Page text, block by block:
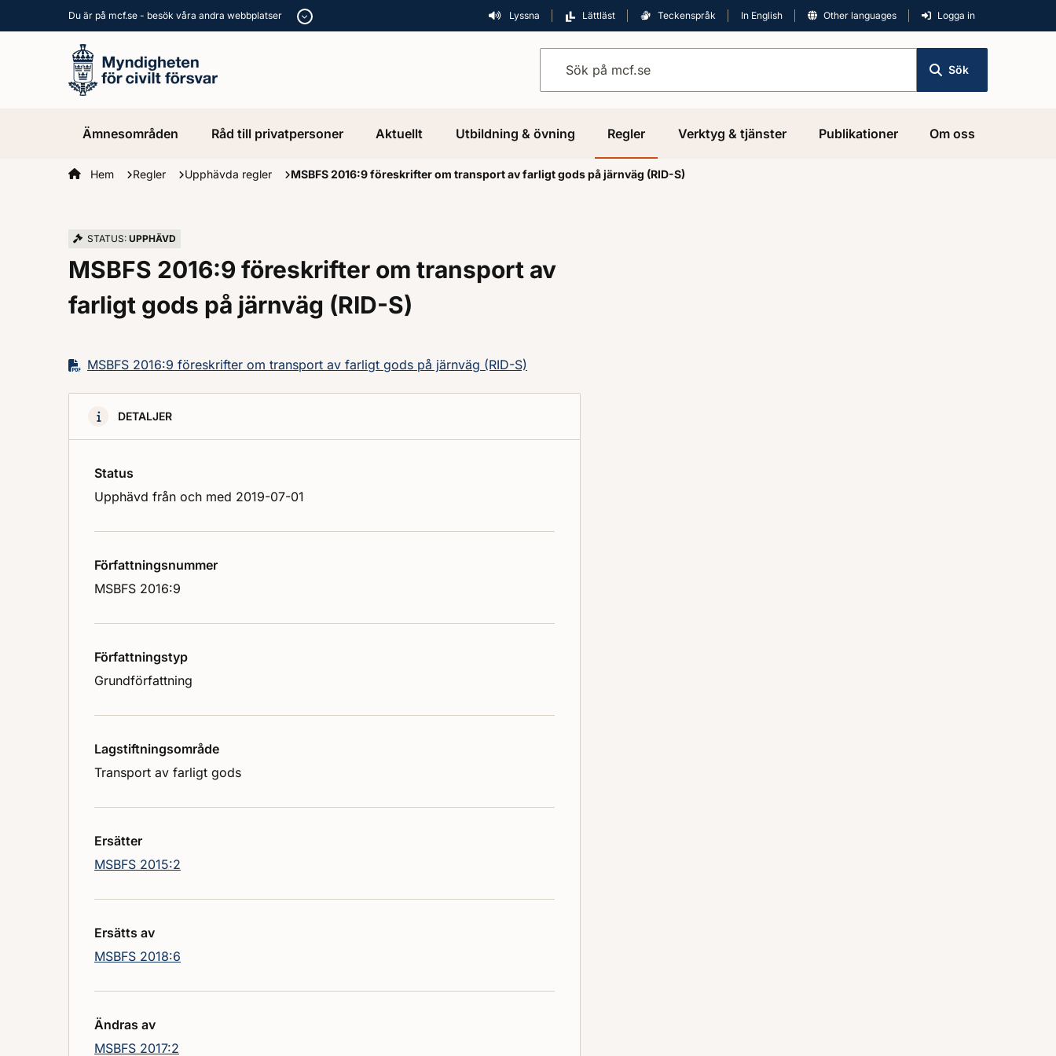
Du är på mcf.se - besök våra andra webbplatser Lyssna Lättläst Teckenspråk In English Other languages Logga in
Sök
Ämnesområden Råd till privatpersoner Aktuellt Utbildning & övning Regler Verktyg & tjänster Publikationer Om oss
Startsidan
Hem Regler Upphävda regler MSBFS 2016:9 föreskrifter om transport av farligt gods på järnväg (RID-S)
STATUS: UPPHÄVD
MSBFS 2016:9 föreskrifter om transport av
farligt gods på järnväg (RID-S)
MSBFS 2016:9 föreskrifter om transport av farligt gods på järnväg (RID-S)
DETALJER
Status
Upphävd från och med 2019-07-01
Författningsnummer
MSBFS 2016:9
Författningstyp
Grundförfattning
Lagstiftningsområde
Transport av farligt gods
Ersätter
MSBFS 2015:2
Ersätts av
MSBFS 2018:6
Ändras av
MSBFS 2017:2